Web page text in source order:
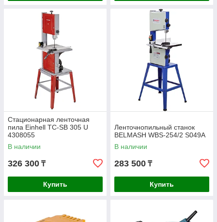
Стационарная ленточная
пила Einhell TC-SB 305 U
4308055
В наличии
326 300 ₸
Купить
Ленточнопильный станок
BELMASH WBS-254/2 S049A
В наличии
283 500 ₸
Купить